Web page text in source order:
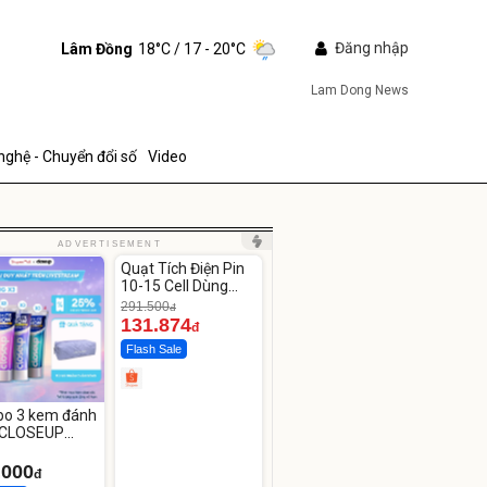
Lâm Đồng 18°C/ 17 - 20°C Đăng nhập
Lam Dong News
- Chuyển đổi số Video
Giá xăng dầu hôm nay, giá
26/2/2024
Giá xăng dầu trong nước
hôm nay ngày 26/2/2024
ADVERTISEMENT
3 kem đánh
đ
-54%
Unmute
Quạt Tích Điện Pin
10-15 Cell Dùng
Liên Tục 4-8H
291.500đ
131.874đ
Flash Sale